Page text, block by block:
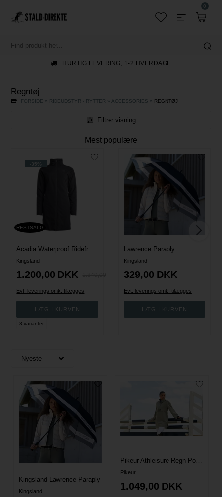
0
HURTIG LEVERING, 1-2 HVERDAGE
Regntøj
FORSIDE » RIDEUDSTYR - RYTTER » ACCESSORIES » REGNTØJ
Filtrer visning
Mest populære
-35%
RESTSALG
Acadia Waterproof Ridefrakke
Kingsland
1.200,00 DKK
Evt. leverings omk. tilægges
3 varianter
Lawrence Paraply
Kingsland
329,00 DKK
Evt. leverings omk. tilægges
Kingsland Lawrence Paraply
Kingsland
Pikeur Athleisure Regn Poncho - Light Moos
Pikeur
1.049,00 DKK